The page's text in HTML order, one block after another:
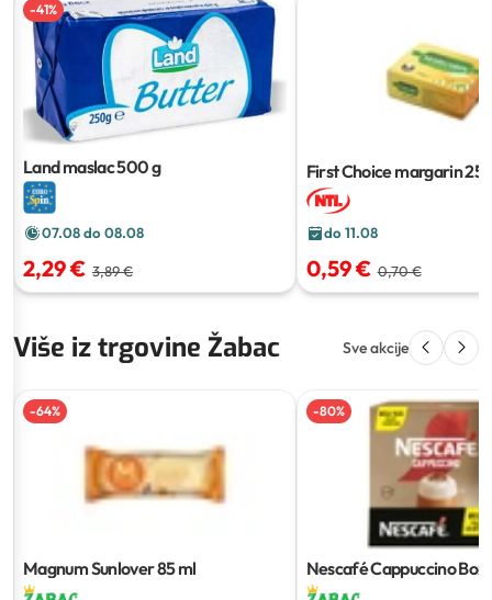
-41%
Land maslac500 g
07.08 do 08.08
2,29 € 3,89 €
First Choice margarin
do 11.08
0,59 € 0,70 €
Više iz trgovine Žabac Sve akcije
-64%
Magnum Sunlover85 ml
-80%
Nescafé Cappuccino Box
g